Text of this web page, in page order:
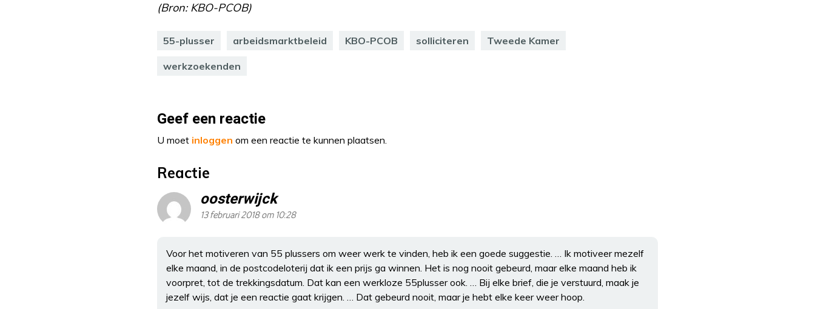
(Bron: KBO-PCOB)
55-plusser arbeidsmarktbeleid KBO-PCOB solliciteren Tweede Kamer
werkzoekenden
Geef een reactie
U moet inloggen om een reactie te kunnen plaatsen.
Reactie
oosterwijck
13 februari 2018 om 10:28
Voor het motiveren van 55 plussers om weer werk te vinden, heb ik een goede suggestie. … Ik motiveer mezelf
elke maand, in de postcodeloterij dat ik een prijs ga winnen. Het is nog nooit gebeurd, maar elke maand heb ik
voorpret, tot de trekkingsdatum. Dat kan een werkloze 55plusser ook. … Bij elke brief, die je verstuurd, maak je
jezelf wijs, dat je een reactie gaat krijgen. … Dat gebeurd nooit, maar je hebt elke keer weer hoop.